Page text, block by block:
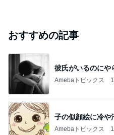
おすすめの記事
彼氏がいるのにや
Amebaトピックス
子の似顔絵に冷や
Amebaトピックス